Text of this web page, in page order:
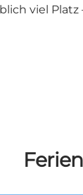
viel